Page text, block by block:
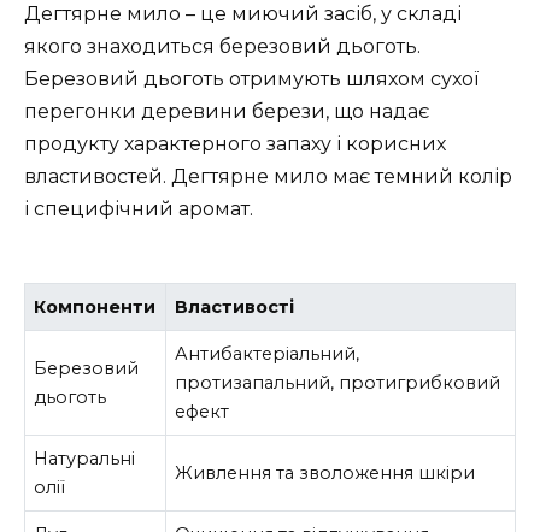
Дегтярне мило – це миючий засіб, у складі
якого знаходиться березовий дьоготь.
Березовий дьоготь отримують шляхом сухої
перегонки деревини берези, що надає
продукту характерного запаху і корисних
властивостей. Дегтярне мило має темний колір
і специфічний аромат.
Компоненти Властивості
Березовий
дьоготь
Антибактеріальний,
протизапальний, протигрибковий
ефект
Натуральні
олії
Живлення та зволоження шкіри